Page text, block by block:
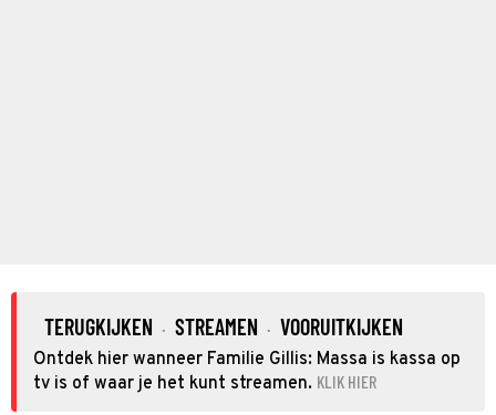
TERUGKIJKEN · STREAMEN · VOORUITKIJKEN
Ontdek hier wanneer Familie Gillis: Massa is kassa op
tv is of waar je het kunt streamen. KLIK HIER